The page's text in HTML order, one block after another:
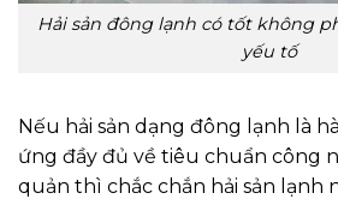
Hải sản đông lạnh có tốt không
yếu tố
Nếu hải sản dạng đông lạnh là
ứng đầy đủ về tiêu chuẩn công
quản thì chắc chắn hải sản lạnh